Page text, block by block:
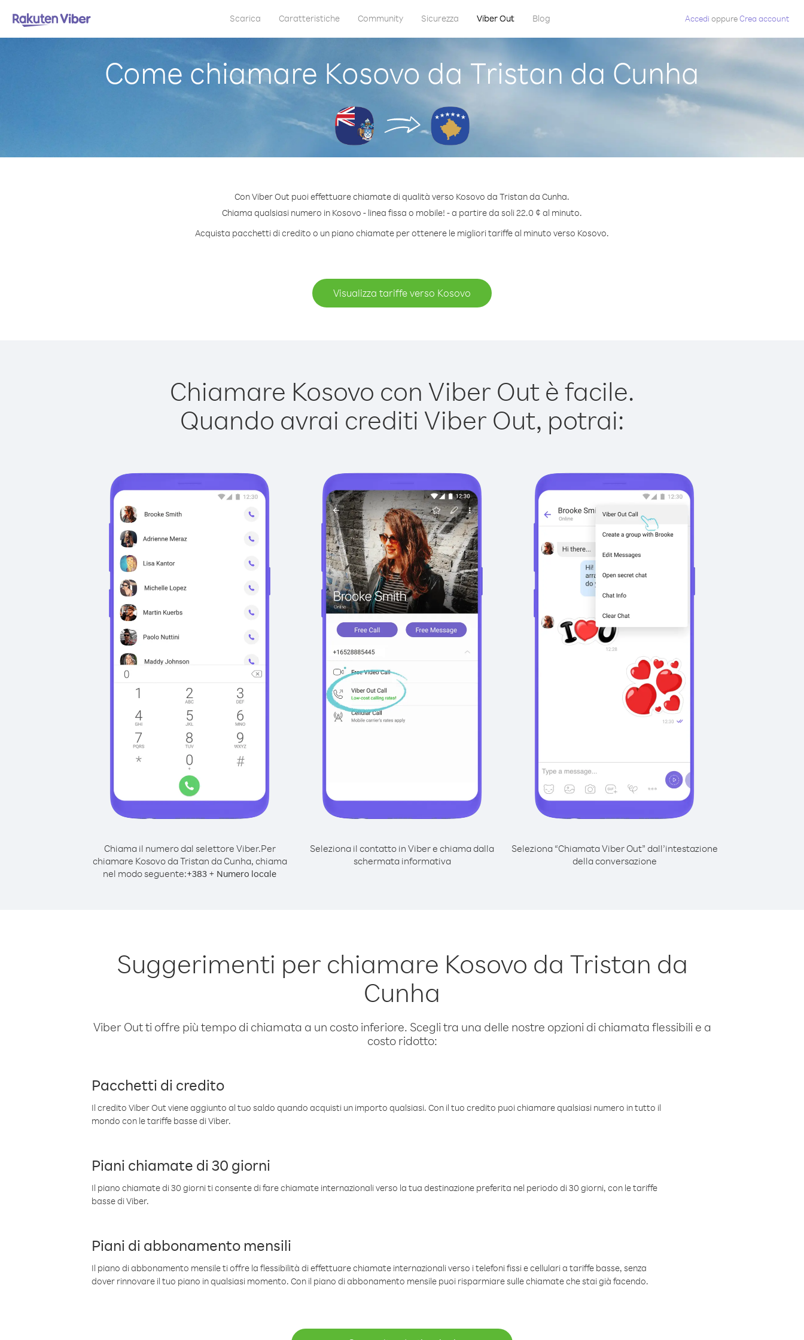
Scarica Caratteristiche Community Sicurezza Viber Out Blog Accedi oppureCrea account
Come chiamare Kosovo da Tristan da Cunha
Con Viber Out puoi effettuare chiamate di qualità verso Kosovo da Tristan da Cunha.
Chiama qualsiasi numero in Kosovo - linea fissa o mobile! - a partire da soli 22.0 ¢ al minuto.
Acquista pacchetti di credito o un piano chiamate per ottenere le migliori tariffe al minuto verso Kosovo.
Visualizza tariffe verso Kosovo
Chiamare Kosovo con Viber Out è facile.
Quando avrai crediti Viber Out, potrai:
Chiama il numero dal selettore Viber.Per
chiamare Kosovo da Tristan da Cunha, chiama
nel modo seguente:+383 + Numero locale
Seleziona il contatto in Viber e chiama dalla
schermata informativa
Seleziona “Chiamata Viber Out” dall’intestazione
della conversazione
Suggerimenti per chiamare Kosovo da Tristan da
Cunha
Viber Out ti offre più tempo di chiamata a un costo inferiore. Scegli tra una delle nostre opzioni di chiamata flessibili e a
costo ridotto:
Pacchetti di credito
Il credito Viber Out viene aggiunto al tuo saldo quando acquisti un importo qualsiasi. Con il tuo credito puoi chiamare qualsiasi numero in tutto il
mondo con le tariffe basse di Viber.
Piani chiamate di 30 giorni
Il piano chiamate di 30 giorni ti consente di fare chiamate internazionali verso la tua destinazione preferita nel periodo di 30 giorni, con le tariffe
basse di Viber.
Piani di abbonamento mensili
Il piano di abbonamento mensile ti offre la flessibilità di effettuare chiamate internazionali verso i telefoni fissi e cellulari a tariffe basse, senza
dover rinnovare il tuo piano in qualsiasi momento. Con il piano di abbonamento mensile puoi risparmiare sulle chiamate che stai già facendo.